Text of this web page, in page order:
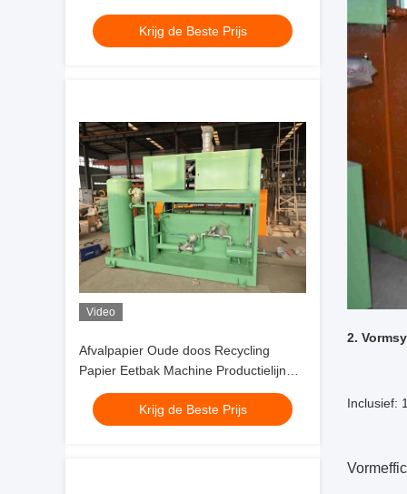
produceren van eierdozen uit oud
papier met geavanceerde
vormtechnologie
Krijg de Beste Prijs
Video
Afvalpapier Oude doos Recycling
Papier Eetbak Machine Productielijn
Pulp Molding Fruit Tray Molding Eetbak
Maker PrijsKrijg de Beste Prijs
2.
Inclusief: